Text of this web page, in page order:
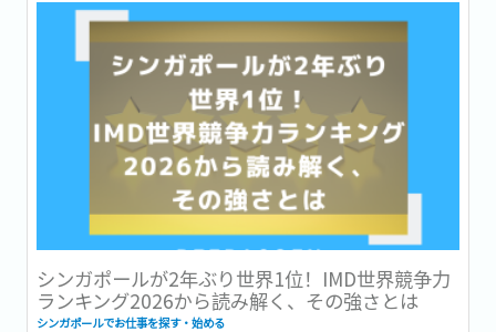
シンガポールが2年ぶり世界1位！IMD世界競争力
ランキング2026から読み解く、その強さとは
シンガポールでお仕事を探す・始める